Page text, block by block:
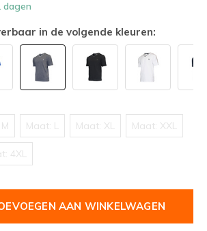
dagen
in de volgende kleuren:
Maat: L Maat: XL Maat: XXL
4XL
AAN WINKELWAGEN